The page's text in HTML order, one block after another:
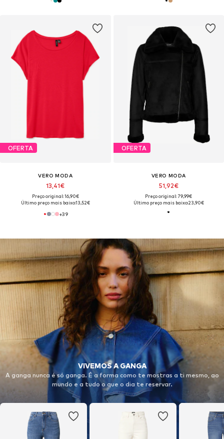
OFERTA
VERO MODA
13,41€
Preço original: 16,90€
Último preço mais baixo:13,52€
+39
OFERTA
VERO MODA
51,92€
Preço original: 79,99€
Último preço mais baixo:23,90€
VIVEMOS A GANGA
A ganga nunca é só ganga. É a forma como te mostras a ti mesmo, ao
mundo e a tudo o que o dia te reservar.